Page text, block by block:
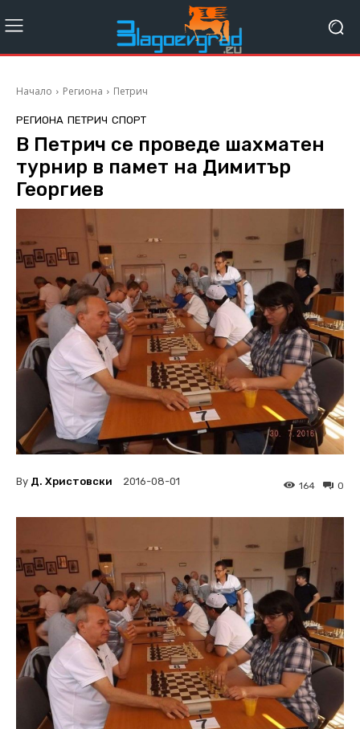
Начало Региона Петрич
РЕГИОНА ПЕТРИЧ СПОРТ
В Петрич се проведе шахматен
турнир в памет на Димитър
Георгиев
By Д. Христовски 2016-08-01 0
164